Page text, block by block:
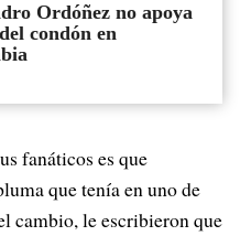
Ordóñez no apoya
condón en
fanáticos es que
que tenía en uno de
cambio, le escribieron que